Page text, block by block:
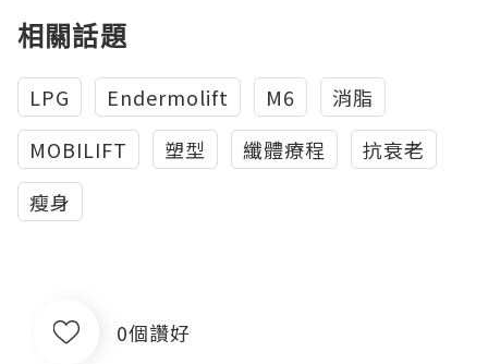
相關話題
LPG Endermolift M6
消脂
MOBILIFT
塑型 纖體療程
抗衰老
瘦身
0個讚好